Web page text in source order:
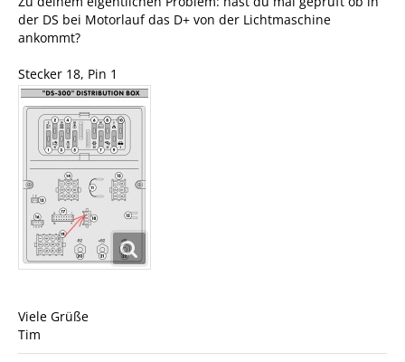
der DS bei Motorlauf das D+ von der Lichtmaschine
ankommt?
Stecker 18, Pin 1
Viele Grüße
Tim